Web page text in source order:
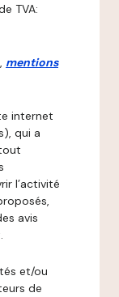
TVA:
mentions
internet
qui a
l’activité
avis
et/ou
de